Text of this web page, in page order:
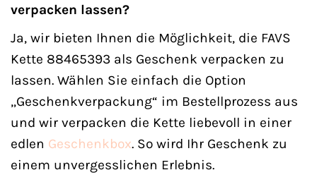
verpacken lassen?
Ja, wir bieten Ihnen die Möglichkeit, die FAVS
Kette 88465393 als Geschenk verpacken zu
lassen. Wählen Sie einfach die Option
„Geschenkverpackung“ im Bestellprozess aus
und wir verpacken die Kette liebevoll in einer
edlen Geschenkbox. So wird Ihr Geschenk zu
einem unvergesslichen Erlebnis.